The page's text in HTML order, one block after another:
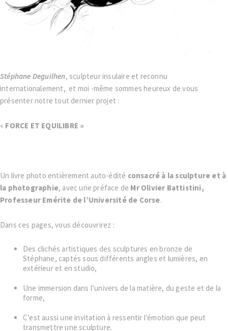
Stéphane Deguilhen, sculpteur insulaire et reconnu
internationalement, et moi -même sommes heureux de vous
présenter notre tout dernier projet :
« FORCE ET EQUILIBRE »
Un livre photo entièrement auto-édité consacré à la sculpture et à
la photographie, avec une préface de Mr Olivier Battistini,
Professeur Emérite de l’Université de Corse.
Dans ces pages, vous découvrirez :
Des clichés artistiques des sculptures en bronze de
Stéphane, captés sous différents angles et lumières, en
extérieur et en studio,
Une immersion dans l’univers de la matière, du geste et de la
forme,
C’est aussi une invitation à ressentir l’émotion que peut
transmettre une sculpture.